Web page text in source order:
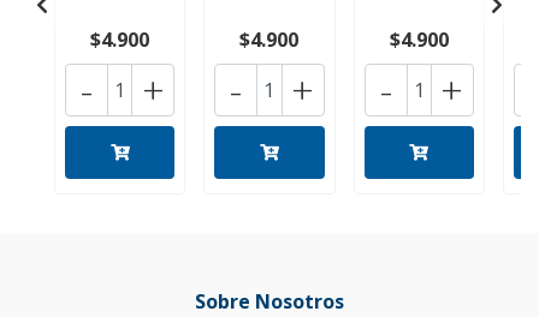
$4.900
+
-
$4.900
+
-
$4.900
+
-
Sobre Nosotros